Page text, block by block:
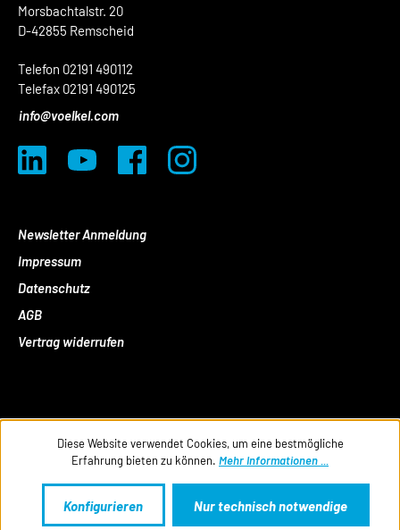
Morsbachtalstr. 20
D-42855 Remscheid
Telefon 02191 490112
Telefax 02191 490125
info@voelkel.com
Newsletter Anmeldung
Impressum
Datenschutz
AGB
Vertrag widerrufen
Diese Website verwendet Cookies, um eine bestmögliche
Erfahrung bieten zu können. Mehr Informationen ...
Nur technisch notwendige
Konfigurieren